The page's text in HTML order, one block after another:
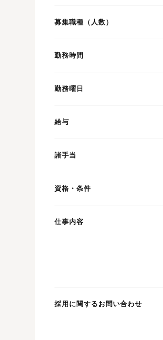
募集職種（人数）
勤務時間
勤務曜日
給与
諸手当
資格・条件
仕事内容
採用に関するお問い合わせ